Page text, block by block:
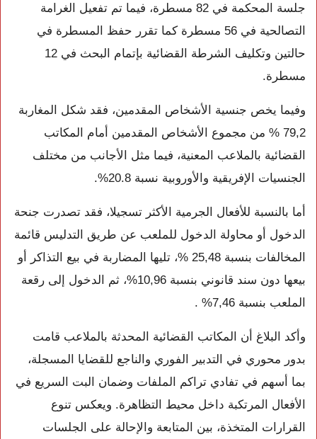
جلسة المحكمة في 82 مسطرة، فيما تم تفعيل الغرامة
التصالحية في 56 مسطرة كما تقرر حفظ المسطرة في
حالتين وتكليف الشرطة القضائية بإتمام البحث في 12
مسطرة.
وفيما يخص جنسية الأشخاص المقدمين، فقد شكل المغاربة
79,2 % من مجموع الأشخاص المقدمين أمام المكاتب
القضائية بالملاعب المعنية، فيما مثل الأجانب من مختلف
الجنسيات الإفريقية والأوروبية نسبة 20.8%.
أما بالنسبة للأفعال الجرمية الأكثر تسجيلا، فقد تصدرت جنحة
الدخول أو محاولة الدخول للملعب عن طريق التدليس قائمة
المخالفات بنسبة 25,48 %، تليها المضاربة في بيع التذاكر أو
بيعها دون سند قانوني بنسبة 10,96%، ثم الدخول إلى رقعة
الملعب بنسبة 7,46% .
وأكد البلاغ أن المكاتب القضائية المحدثة بالملاعب قامت
بدور محوري في التدبير الفوري والناجع للقضايا المسجلة،
بما أسهم في تفادي تراكم الملفات وضمان البت السريع في
الأفعال المرتكبة داخل محيط التظاهرة. ويعكس تنوع
القرارات المتخذة، بين المتابعة والإحالة على الجلسات